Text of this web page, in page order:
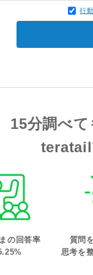
行
15分調べ
teratail
の回答率
.25%
質問
思考を